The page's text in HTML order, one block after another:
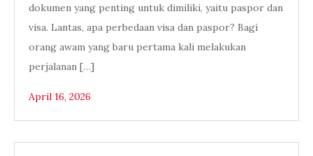
dokumen yang penting untuk dimiliki, yaitu paspor dan
visa. Lantas, apa perbedaan visa dan paspor? Bagi
orang awam yang baru pertama kali melakukan
perjalanan […]
April 16, 2026